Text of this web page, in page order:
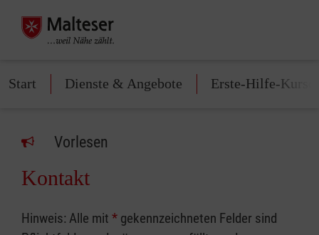
Start Dienste & Angebote Erste-Hilfe-Kurse
Vorlesen
Kontakt
Hinweis: Alle mit * gekennzeichneten Felder sind